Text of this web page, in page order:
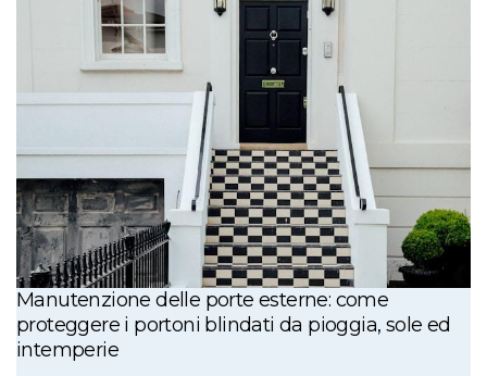
Manutenzione delle porte esterne: come
proteggere i portoni blindati da pioggia, sole ed
intemperie